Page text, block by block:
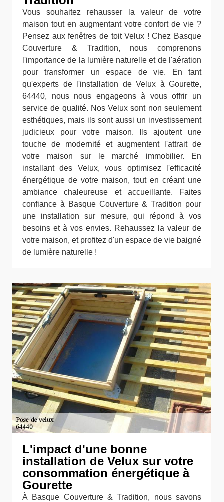
Vous souhaitez rehausser la valeur de votre
maison tout en augmentant votre confort de vie ?
Pensez aux fenêtres de toit Velux ! Chez Basque
Couverture & Tradition, nous comprenons
l'importance de la lumière naturelle et de l'aération
pour transformer un espace de vie. En tant
qu'experts de l'installation de Velux à Gourette,
64440, nous nous engageons à vous offrir un
service de qualité. Nos Velux sont non seulement
esthétiques, mais ils sont aussi un investissement
judicieux pour votre maison. Ils ajoutent une
touche de modernité et augmentent l'attrait de
votre maison sur le marché immobilier. En
installant des Velux, vous optimisez l'efficacité
énergétique de votre maison, tout en créant une
ambiance chaleureuse et accueillante. Faites
confiance à Basque Couverture & Tradition pour
une installation sur mesure, qui répond à vos
besoins et à vos envies. Rehaussez la valeur de
votre maison, et profitez d'un espace de vie baigné
de lumière naturelle !
L'impact d'une bonne
installation de Velux sur votre
consommation énergétique à
Gourette
À Basque Couverture & Tradition, nous savons